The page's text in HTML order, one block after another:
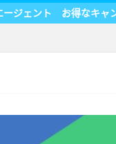
ーン実施中！ イン